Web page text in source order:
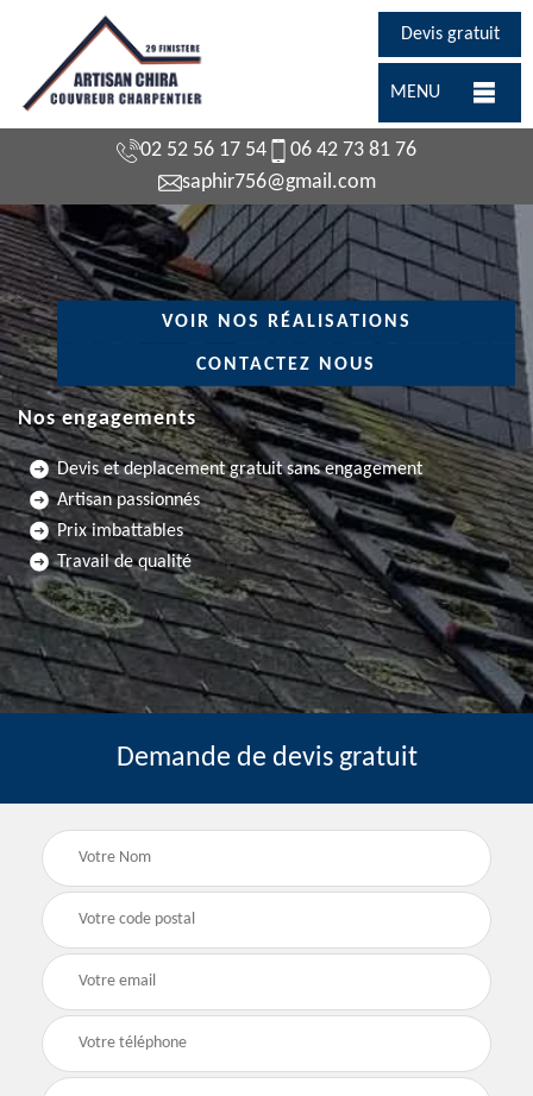
Devis gratuit
MENU
02 52 56 17 54
06 42 73 81 76
saphir756@gmail.com
VOIR NOS RÉALISATIONS
CONTACTEZ NOUS
Nos engagements
Devis et deplacement gratuit sans engagement
Artisan passionnés
Prix imbattables
Travail de qualité
Demande de devis gratuit